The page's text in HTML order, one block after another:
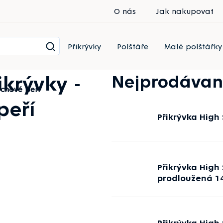
O nás Jak nakupovat
Přikrývky Polštáře Malé polštářky
peří
-
Přikrývka
Přikrývka
prodloužená